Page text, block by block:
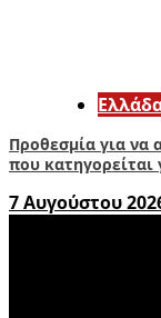
Προθεσμία για να
που κατηγορείται
7 Αυγούστου